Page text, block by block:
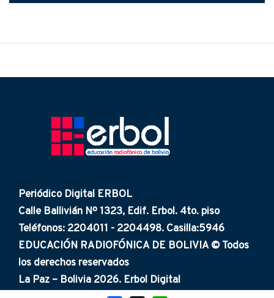
Periódico Digital ERBOL
Calle Ballivián Nº 1323, Edif. Erbol. 4to. piso
Teléfonos: 2204011 - 2204498. Casilla:5946
EDUCACIÓN RADIOFÓNICA DE BOLIVIA © Todos
los derechos reservados
La Paz – Bolivia 2026. Erbol Digital